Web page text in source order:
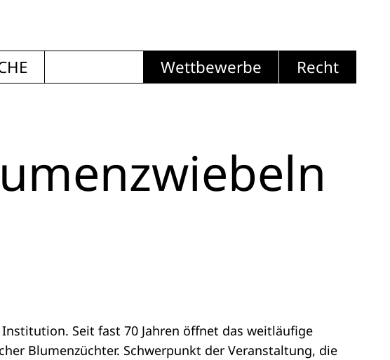
Wettbewerbe Recht
Seit fast 70 Jahren öffnet das weitläufige
Blumenzüchter. Schwerpunkt der Veranstaltung, die